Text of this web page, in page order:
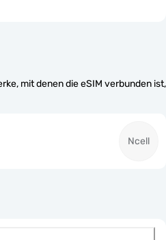
mit denen die eSIM verbunden ist,
Ncell